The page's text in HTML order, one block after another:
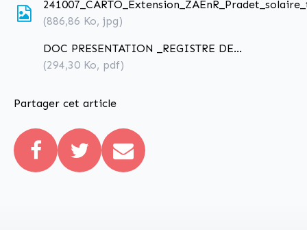
(886,86 Ko, jpg)
DOC PRESENTATION _REGISTRE DE
CONCERTATION DU PUBLIC ZAEnR_Phase 2
(294,30 Ko, pdf)
Partager cet article